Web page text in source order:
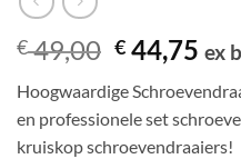
€49,00
prijs
was:
€ 49,00.
€ 44,75
is:
€
ex
Hoogwaardige
en professionele set
kruiskop schroevendraaiers!